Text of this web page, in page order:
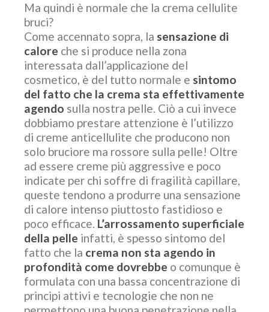
Ma quindi è normale che la crema cellulite
bruci?
Come accennato sopra, la sensazione di
calore che si produce nella zona
interessata dall’applicazione del
cosmetico, è del tutto normale e sintomo
del fatto che la crema sta effettivamente
agendo sulla nostra pelle. Ciò a cui invece
dobbiamo prestare attenzione è l’utilizzo
di creme anticellulite che producono non
solo bruciore ma rossore sulla pelle! Oltre
ad essere creme più aggressive e poco
indicate per chi soffre di fragilità capillare,
queste tendono a produrre una sensazione
di calore intenso piuttosto fastidioso e
poco efficace. L’arrossamento superficiale
della pelle infatti, è spesso sintomo del
fatto che la crema non sta agendo in
profondità come dovrebbe o comunque è
formulata con una bassa concentrazione di
principi attivi e tecnologie che non ne